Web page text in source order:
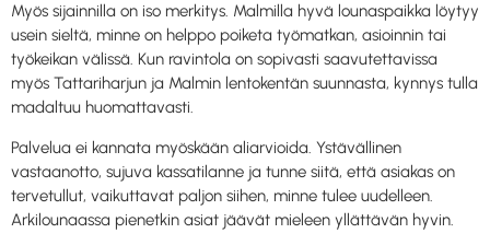
Myös sijainnilla on iso merkitys. Malmilla hyvä lounaspaikka löytyy
usein sieltä, minne on helppo poiketa työmatkan, asioinnin tai
työkeikan välissä. Kun ravintola on sopivasti saavutettavissa
myös Tattariharjun ja Malmin lentokentän suunnasta, kynnys tulla
madaltuu huomattavasti.
Palvelua ei kannata myöskään aliarvioida. Ystävällinen
vastaanotto, sujuva kassatilanne ja tunne siitä, että asiakas on
tervetullut, vaikuttavat paljon siihen, minne tulee uudelleen.
Arkilounaassa pienetkin asiat jäävät mieleen yllättävän hyvin.